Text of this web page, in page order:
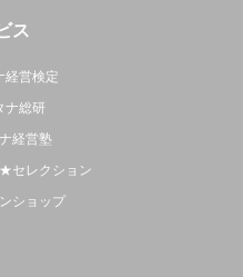
ス
経営検定
ナ総研
経営塾
セレクション
ショップ